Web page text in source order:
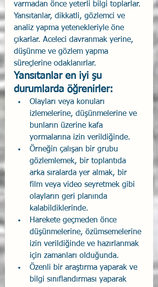
varmadan önce yeterli bilgi toplarlar.
Yansıtanlar, dikkatli, gözlemci ve
analiz yapma yetenekleriyle öne
çıkarlar. Aceleci davranmak yerine,
düşünme ve gözlem yapma
süreçlerine odaklanırlar.
Yansıtanlar en iyi şu
durumlarda öğrenirler:
Olayları veya konuları
izlemelerine, düşünmelerine ve
bunların üzerine kafa
yormalarına izin verildiğinde.
Örneğin çalışan bir grubu
gözlemlemek, bir toplantıda
arka sıralarda yer almak, bir
film veya video seyretmek gibi
olayların geri planında
kalabildiklerinde.
Harekete geçmeden önce
düşünmelerine, özümsemelerine
izin verildiğinde ve hazırlanmak
için zamanları olduğunda.
Özenli bir araştırma yaparak ve
bilgi sınıflandırması yaparak